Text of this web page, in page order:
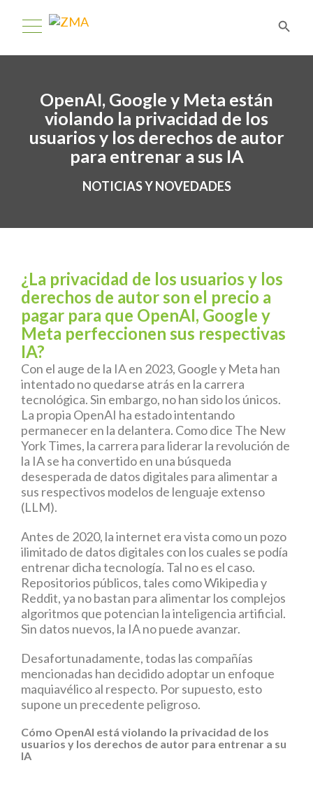
OpenAI, Google y Meta están
violando la privacidad de los
usuarios y los derechos de autor
para entrenar a sus IA
NOTICIAS Y NOVEDADES
¿La privacidad de los usuarios y los
derechos de autor son el precio a
pagar para que OpenAI, Google y
Meta perfeccionen sus respectivas
IA?
Con el auge de la IA en 2023, Google y Meta han
intentado no quedarse atrás en la carrera
tecnológica. Sin embargo, no han sido los únicos.
La propia OpenAI ha estado intentando
permanecer en la delantera. Como dice The New
York Times, la carrera para liderar la revolución de
la IA se ha convertido en una búsqueda
desesperada de datos digitales para alimentar a
sus respectivos modelos de lenguaje extenso
(LLM).
Antes de 2020, la internet era vista como un pozo
ilimitado de datos digitales con los cuales se podía
entrenar dicha tecnología. Tal no es el caso.
Repositorios públicos, tales como Wikipedia y
Reddit, ya no bastan para alimentar los complejos
algoritmos que potencian la inteligencia artificial.
Sin datos nuevos, la IA no puede avanzar.
Desafortunadamente, todas las compañías
mencionadas han decidido adoptar un enfoque
maquiavélico al respecto. Por supuesto, esto
supone un precedente peligroso.
Cómo OpenAI está violando la privacidad de los
usuarios y los derechos de autor para entrenar a su
IA